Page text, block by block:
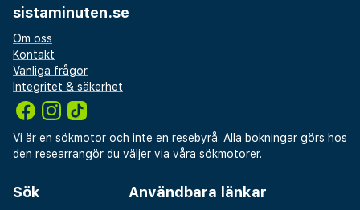
sistaminuten.se
Om oss
Kontakt
Vanliga frågor
Integritet & säkerhet
Vi är en sökmotor och inte en resebyrå. Alla bokningar görs hos
den researrangör du väljer via våra sökmotorer.
Sök Användbara länkar